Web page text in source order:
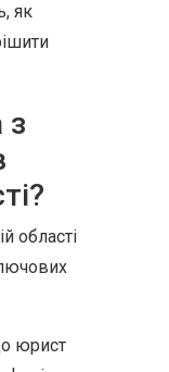
як
з
області
юрист